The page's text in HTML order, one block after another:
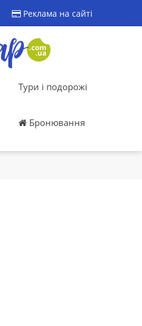
Реклама на сайті
Тури і подорожі
Бронювання